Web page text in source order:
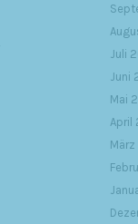
Juli
Juni
Mai
April
März